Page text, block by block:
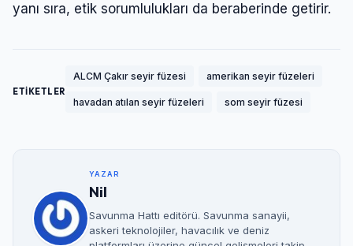
yanı sıra, etik sorumlulukları da beraberinde getirir.
ETİKETLER
ALCM Çakır seyir füzesi amerikan seyir füzeleri
havadan atılan seyir füzeleri som seyir füzesi
YAZAR
Nil
Savunma Hattı editörü. Savunma sanayii,
askeri teknolojiler, havacılık ve deniz